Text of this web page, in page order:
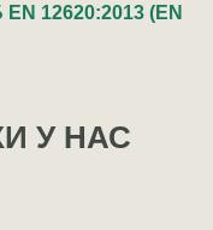
12620:2013 (EN
У НАС